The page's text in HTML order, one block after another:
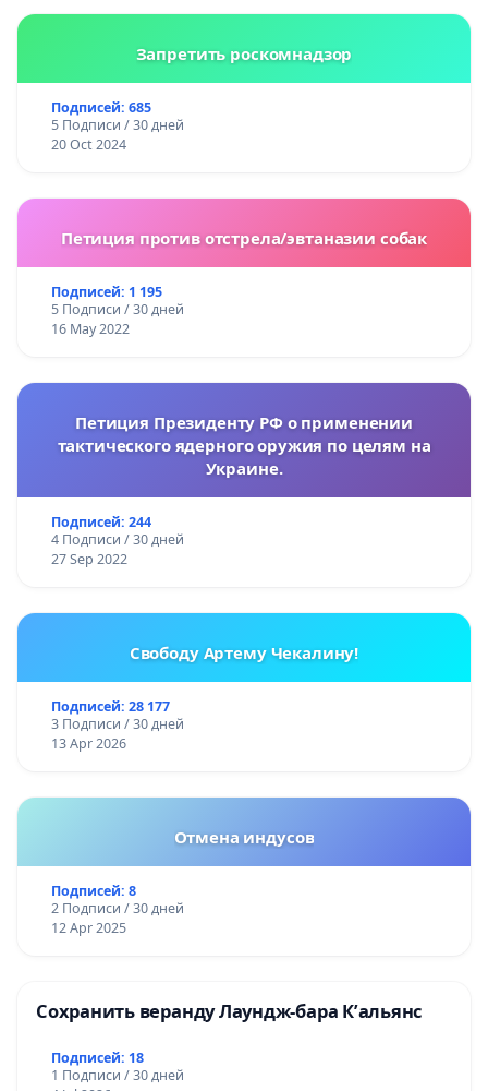
Запретить роскомнадзор
Подписей: 685
5 Подписи / 30 дней
20 Oct 2024
Петиция против отстрела/эвтаназии собак
Подписей: 1 195
5 Подписи / 30 дней
16 May 2022
Петиция Президенту РФ о применении
тактического ядерного оружия по целям на
Украине.
Подписей: 244
4 Подписи / 30 дней
27 Sep 2022
Свободу Артему Чекалину!
Подписей: 28 177
3 Подписи / 30 дней
13 Apr 2026
Отмена индусов
Подписей: 8
2 Подписи / 30 дней
12 Apr 2025
Сохранить веранду Лаундж-бара К’альянс
Подписей: 18
1 Подписи / 30 дней